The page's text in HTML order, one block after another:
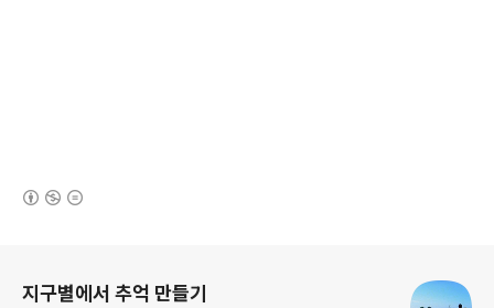
지구별에서 추억 만들기